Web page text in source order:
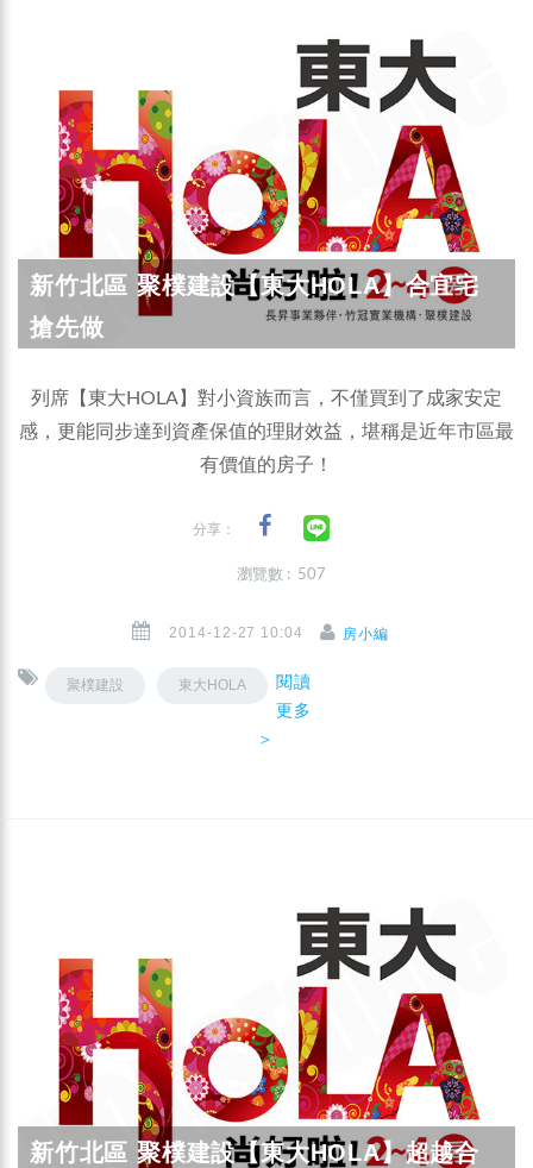
新竹北區 聚樸建設【東大HOLA】合宜宅
搶先做
列席【東大HOLA】對小資族而言，不僅買到了成家安定
感，更能同步達到資產保值的理財效益，堪稱是近年市區最
有價值的房子！
分享：
瀏覽數 : 507
2014-12-27 10:04 房小編
聚樸建設 東大HOLA
閱讀
更多
＞
新竹北區 聚樸建設【東大HOLA】超越合